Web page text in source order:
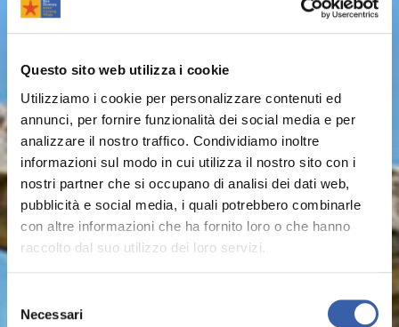
Questo sito web utilizza i cookie
Utilizziamo i cookie per personalizzare contenuti ed
annunci, per fornire funzionalità dei social media e per
analizzare il nostro traffico. Condividiamo inoltre
informazioni sul modo in cui utilizza il nostro sito con i
nostri partner che si occupano di analisi dei dati web,
pubblicità e social media, i quali potrebbero combinarle
con altre informazioni che ha fornito loro o che hanno
raccolto dal suo utilizzo dei loro servizi.
delNecessari